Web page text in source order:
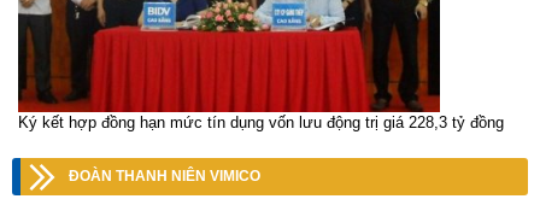
Ký kết hợp đồng hạn mức tín dụng vốn lưu động trị giá 228,3 tỷ đồng
ĐOÀN THANH NIÊN VIMICO